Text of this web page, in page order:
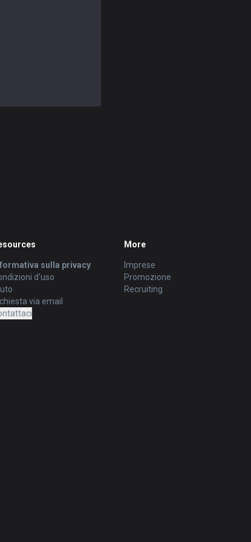
sulla privacy
d'uso
via email
More
Imprese
Promozione
Recruiting